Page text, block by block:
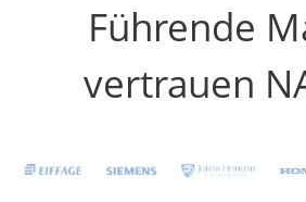
Führende
vertrauen